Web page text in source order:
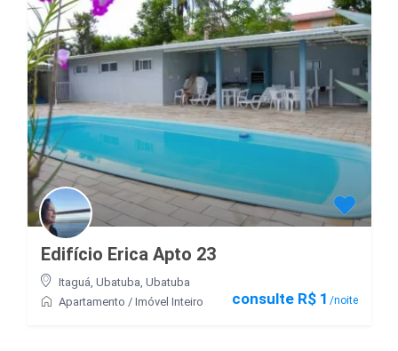
consulte R$ 1 /noite
Edifício Erica Apto 23
Itaguá, Ubatuba, Ubatuba
Apartamento / Imóvel Inteiro